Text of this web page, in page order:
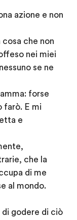
azione e non
cosa che non
nei miei
se ne
forse
farò. E mi
e
che la
di me
al mondo.
di godere di ciò